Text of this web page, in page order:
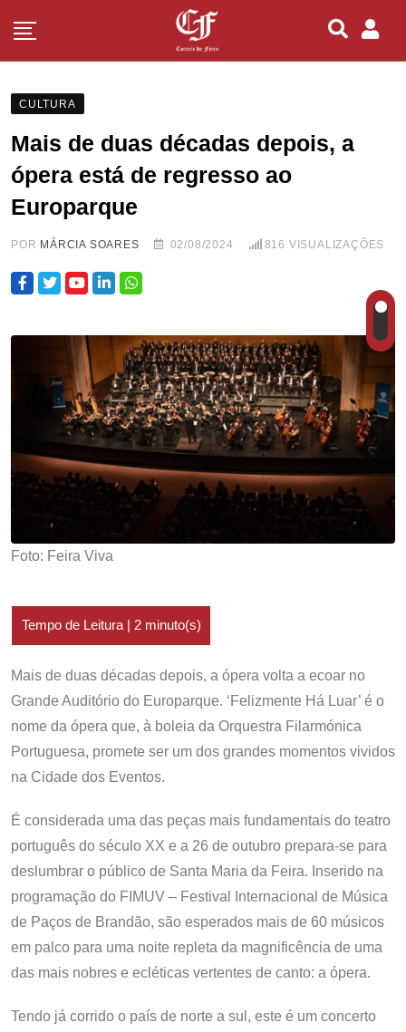
CULTURA
Mais de duas décadas depois, a
ópera está de regresso ao
Europarque
POR MÁRCIA SOARES 02/08/2024 816 VISUALIZAÇÕES
Foto: Feira Viva
Mais de duas décadas depois, a ópera volta a ecoar no
Grande Auditório do Europarque. ‘Felizmente Há Luar’ é o
nome da ópera que, à boleia da Orquestra Filarmónica
Portuguesa, promete ser um dos grandes momentos vividos
na Cidade dos Eventos.
É considerada uma das peças mais fundamentais do teatro
português do século XX e a 26 de outubro prepara-se para
deslumbrar o público de Santa Maria da Feira. Inserido na
programação do FIMUV – Festival Internacional de Música
de Paços de Brandão, são esperados mais de 60 músicos
em palco para uma noite repleta da magnificência de uma
das mais nobres e ecléticas vertentes de canto: a ópera.
Tendo já corrido o país de norte a sul, este é um concerto